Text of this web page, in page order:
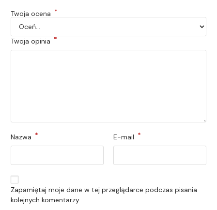
Twoja ocena *
Twoja opinia *
Nazwa * E-mail *
Zapamiętaj moje dane w tej przeglądarce podczas pisania
kolejnych komentarzy.